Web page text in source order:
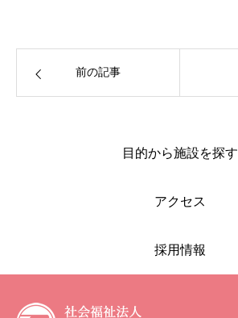
前の記事
目的から施設を探す
アクセス
採用情報